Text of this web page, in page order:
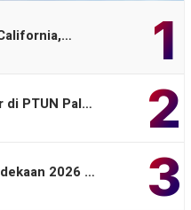
1
2
di PTUN Pal…
3
2026 …